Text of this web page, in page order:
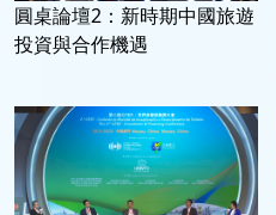
圓桌論壇2：新時期中國旅遊
投資與合作機遇